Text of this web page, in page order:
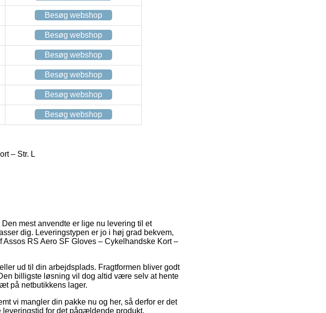
Besøg webshop
Besøg webshop
Besøg webshop
Besøg webshop
Besøg webshop
Besøg webshop
– Str. L
mest anvendte er lige nu levering til et
dig. Leveringstypen er jo i høj grad bekvem,
RS Aero SF Gloves – Cykelhandske Kort –
ud til din arbejdsplads. Fragtformen bliver godt
billigste løsning vil dog altid være selv at hente
på netbutikkens lager.
vi mangler din pakke nu og her, så derfor er det
for det pågældende produkt.